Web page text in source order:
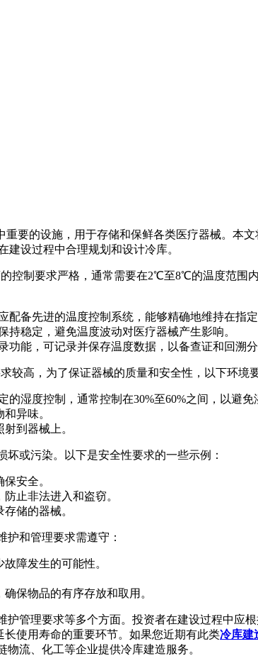
重要的设施，用于存储和保鲜各类医疗器械。本
建设过程中合理规划和设计冷库。
控制要求严格，通常需要在2℃至8℃的温度范围
配备先进的温度控制系统，能够精确地维持在指
持稳定，避免温度波动对医疗器械产生影响。
功能，可记录并保存温度数据，以备查证和回溯分
较高，为了保证器械的质量和安全性，以下环境
的湿度控制，通常控制在30%至60%之间，以避免
异味。
到器械上。
或污染。以下是安全性要求的一些示例：
安全。
止非法进入和盗窃。
储的器械。
和管理要求需遵守：
障发生的可能性。
保物品的有序存放和取用。
管理要求等多个方面。投资者在建设过程中应
使用寿命的重要环节。如果您近期有此类冷库建
流、化工等企业提供冷库建造服务。